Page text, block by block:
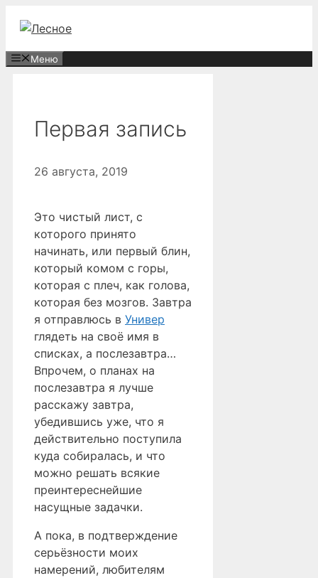
содержимому
Меню
Первая запись
26 августа, 2019
Это чистый лист, с
которого принято
начинать, или первый блин,
который комом с горы,
которая с плеч, как голова,
которая без мозгов. Завтра
я отправлюсь в Универ
глядеть на своё имя в
списках, а послезавтра…
Впрочем, о планах на
послезавтра я лучше
расскажу завтра,
убедившись уже, что я
действительно поступила
куда собиралась, и что
можно решать всякие
преинтереснейшие
насущные задачки.
А пока, в подтверждение
серьёзности моих
намерений, любителям